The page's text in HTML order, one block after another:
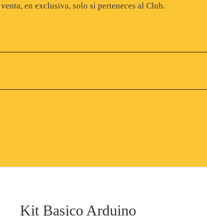
en exclusiva, solo si perteneces al Club.
Kit Basico Arduino